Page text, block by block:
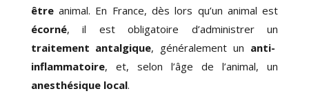
êtreanimal. En France, dès lors qu’un animal est
écorné, il est obligatoire d’administrer un
traitement antalgique, généralement un anti-
inflammatoire, et, selon l’âge de l’animal, un
anesthésique local.